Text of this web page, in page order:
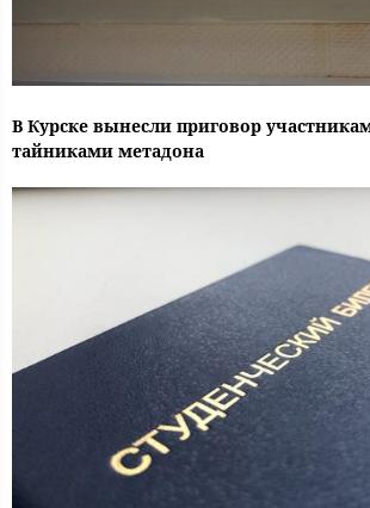
В Курске вынесли приговор
тайниками метадона